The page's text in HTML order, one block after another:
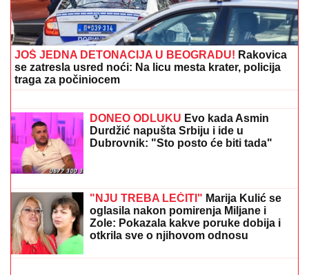
JOŠ JEDNA DETONACIJA U BEOGRADU! Rakovica
se zatresla usred noći: Na licu mesta krater, policija
traga za počiniocem
POVUKAO JE ZA VRATTinejdžer (19)
otimao lančiće po Novom Sadu, a
onda je usledio ŠOK
Dubrovnik: "Sto posto će biti tada"